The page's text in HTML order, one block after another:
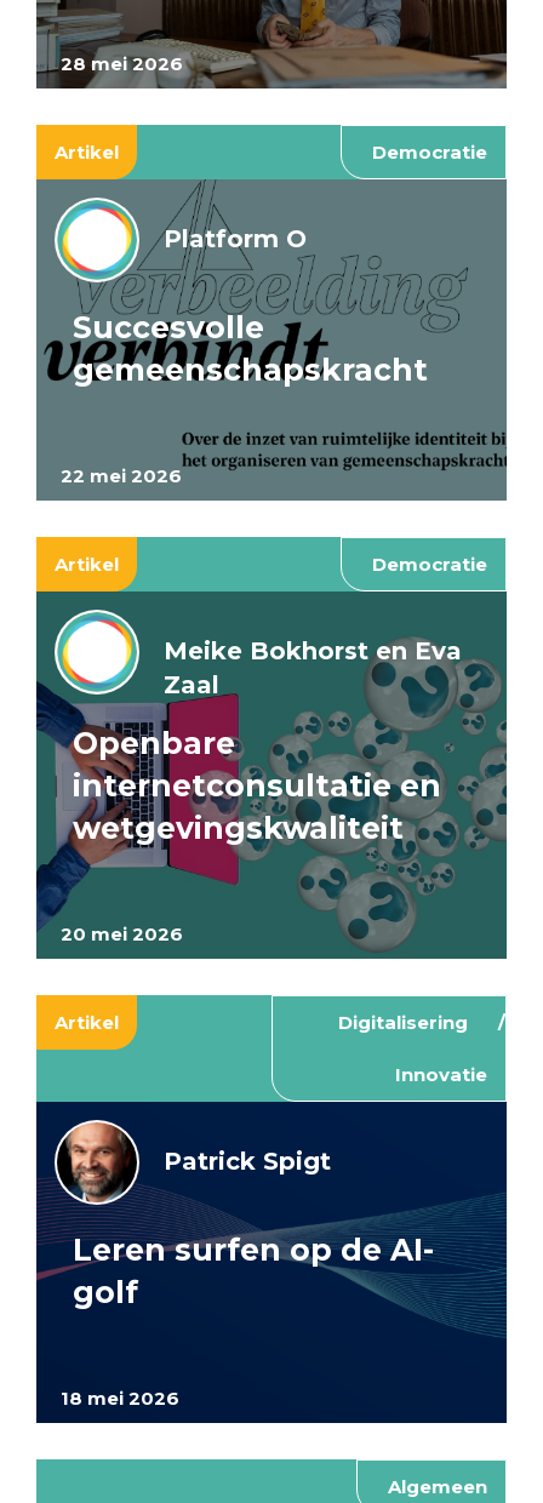
28 mei 2026
Artikel Democratie
22 mei 2026
Platform O
Succesvolle
gemeenschapskracht
Artikel Democratie
20 mei 2026
Meike Bokhorst en Eva
Zaal
Openbare
internetconsultatie en
wetgevingskwaliteit
Artikel Digitalisering
Innovatie
18 mei 2026
Patrick Spigt
Leren surfen op de AI-
golf
Algemeen